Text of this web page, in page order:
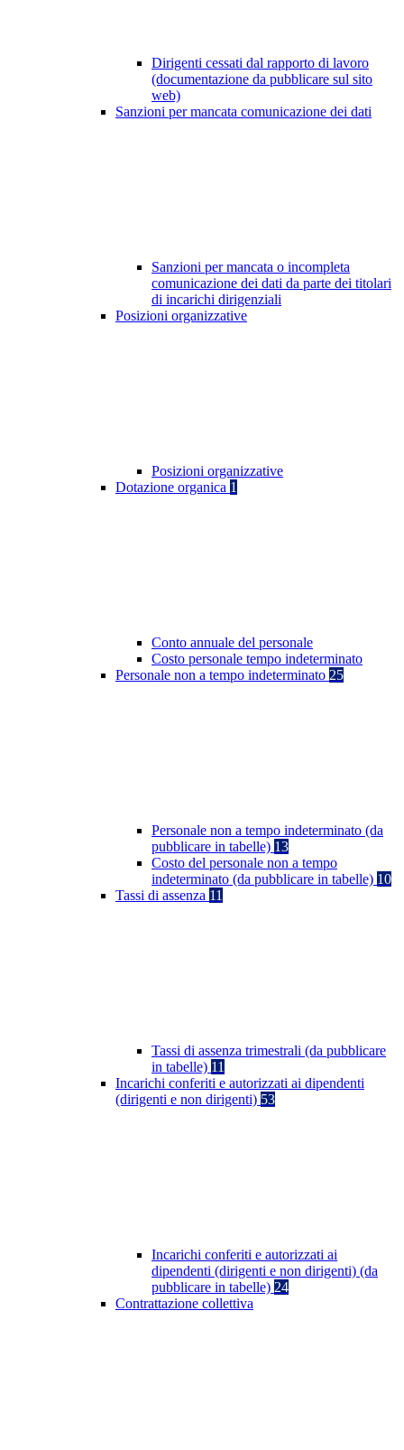
Dirigenti cessati dal rapporto di lavoro
(documentazione da pubblicare sul sito
web)
Sanzioni per mancata comunicazione dei dati
Sanzioni per mancata o incompleta
comunicazione dei dati da parte dei titolari
di incarichi dirigenziali
Posizioni organizzative
Posizioni organizzative
Dotazione organica 1
Conto annuale del personale
Costo personale tempo indeterminato
Personale non a tempo indeterminato 25
Personale non a tempo indeterminato (da
pubblicare in tabelle) 13
Costo del personale non a tempo
indeterminato (da pubblicare in tabelle) 10
Tassi di assenza 11
Tassi di assenza trimestrali (da pubblicare
in tabelle) 11
Incarichi conferiti e autorizzati ai dipendenti
(dirigenti e non dirigenti) 53
Incarichi conferiti e autorizzati ai
dipendenti (dirigenti e non dirigenti) (da
pubblicare in tabelle) 24
Contrattazione collettiva